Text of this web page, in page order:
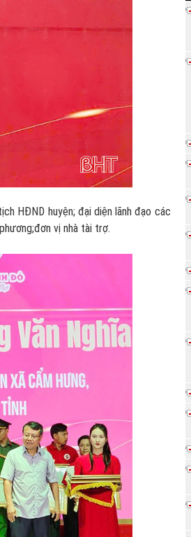
HĐND huyện; đại diện lãnh đạo các
vị nhà tài trợ.